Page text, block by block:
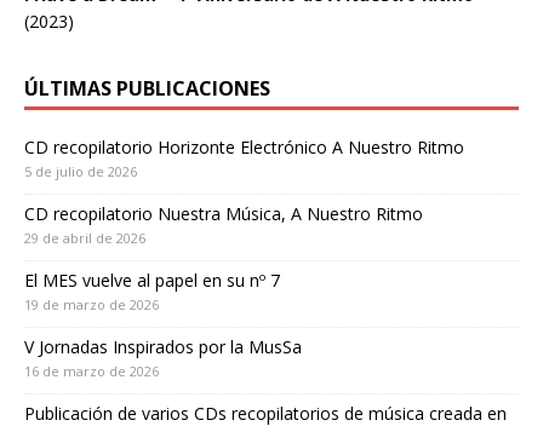
(2023)
ÚLTIMAS PUBLICACIONES
CD recopilatorio Horizonte Electrónico A Nuestro Ritmo
5 de julio de 2026
CD recopilatorio Nuestra Música, A Nuestro Ritmo
29 de abril de 2026
El MES vuelve al papel en su nº 7
19 de marzo de 2026
V Jornadas Inspirados por la MusSa
16 de marzo de 2026
Publicación de varios CDs recopilatorios de música creada en